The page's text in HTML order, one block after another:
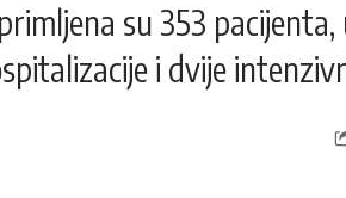
su 353
i dvije